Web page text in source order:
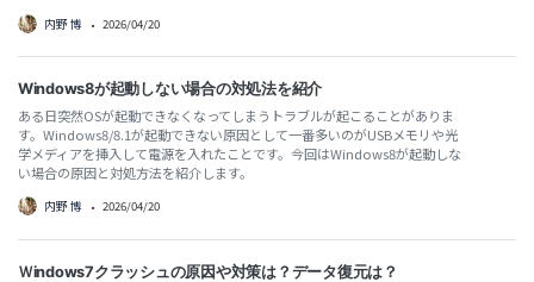
内野 博 • 2026/04/20
Windows8が起動しない場合の対処法を紹介
ある日突然OSが起動できなくなってしまうトラブルが起こることがありま
す。Windows8/8.1が起動できない原因として一番多いのがUSBメモリや光
学メディアを挿入して電源を入れたことです。今回はWindows8が起動しな
い場合の原因と対処方法を紹介します。
内野 博 • 2026/04/20
Ｗindows7クラッシュの原因や対策は？データ復元は？